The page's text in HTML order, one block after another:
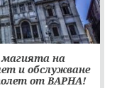
на
и обслужване
от ВАРНА!